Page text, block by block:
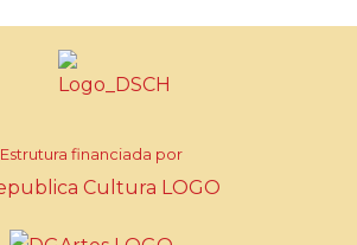
Estrutura financiada por